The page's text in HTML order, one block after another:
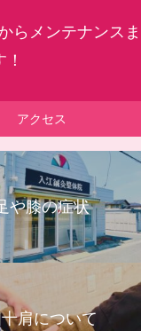
らメンテナンスま
アクセス
や膝の症状
肩について